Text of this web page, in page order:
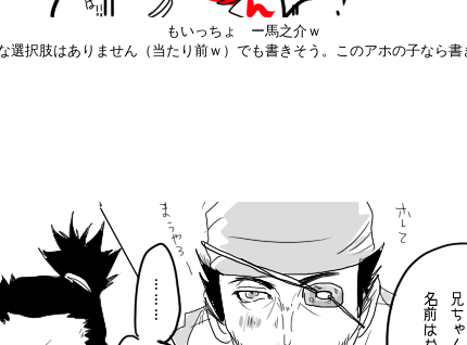
もいっちょ ー馬之介ｗ
選択肢はありません（当たり前ｗ）でも書きそう。このアホの子なら書